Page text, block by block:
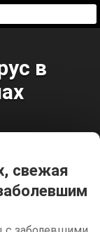
в
свежая